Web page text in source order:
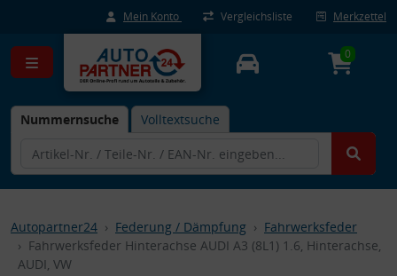
Mein Konto Vergleichsliste Merkzettel
Nummernsuche Volltextsuche
0
Autopartner24 Federung / Dämpfung
Fahrwerksfeder
Fahrwerksfeder Hinterachse AUDI A3 (8L1) 1.6, Hinterachse,
AUDI, VW